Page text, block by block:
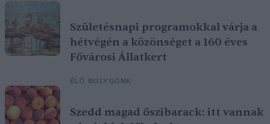
Születésnapi programokkal várja a
hétvégén a közönséget a 160 éves
Fővárosi Állatkert
ÉLŐ BOLYGÓNK
Szedd magad őszibarack: itt vannak